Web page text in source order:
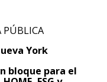
PÚBLICA
York
bloque para el